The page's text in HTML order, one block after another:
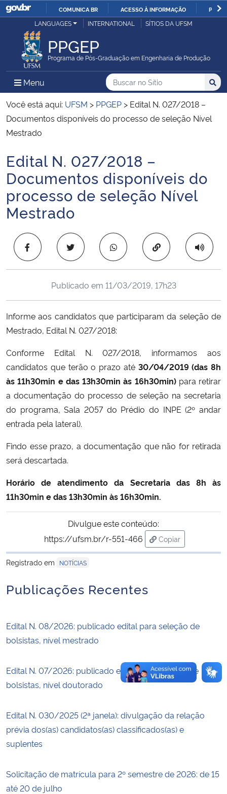
IR
COMUNICA BR ACESSO À INFORMAÇÃO
Ministério da Justiça e Segurança Pública
Ministério da Defesa
Ministério das Relações Exteriores
Ministério da Economia
Ministério da Infraestrutura
Ministério da Agricultura, Pecuária e Abastecimento
Ministério da Educação
Ministério da Cidadania
Ministério da Saúde
Ministério de Minas e Energia
Ministério da Ciência, Tecnologia, Inovações e Comunicações
Ministério do Turismo
Ministério do Desenvolvimento Regional
Controladoria-Geral da União
Ministério da Mulher, da Família e dos Direitos Humanos
Gabinete de Segurança Institucional
Advocacia-Geral da União
Banco Central do Brasil
LANGUAGES INTERNATIONAL SÍTIOS DA UFSM
PPGEP
Programa de Pós-Graduação em Engenharia de Produção
Menu Menu Principal do Sítio
Busca
Buscar no no Sítio
Busca:
Você está aqui: UFSM > PPGEP > Edital N. 027/2018 –
Documentos disponíveis do processo de seleção Nível
Mestrado
Início do conteúdo
Edital N. 027/2018 –
Documentos disponíveis do
processo de seleção Nível
Mestrado
Copiar para área
Publicado em 11/03/2019, 17h23
Informe aos candidatos que participaram da seleção de
Mestrado, Edital N. 027/2018:
Conforme Edital N. 027/2018, informamos aos
candidatos que terão o prazo até 30/04/2019 (das 8h
às 11h30min e das 13h30min às 16h30min) para retirar
a documentação do processo de seleção na secretaria
do programa, Sala 2057 do Prédio do INPE (2º andar
entrada pela lateral).
Findo esse prazo, a documentação que não for retirada
será descartada.
Horário de atendimento da Secretaria das 8h às
11h30min e das 13h30min às 16h30min.
Divulgue este conteúdo:
https://ufsm.br/r-551-466
Copiar
para área de
Registrado em
NOTÍCIAS
Publicações Recentes
Edital N. 08/2026: publicado edital para seleção de
bolsistas, nível mestrado
Edital N. 07/2026: publicado edital para seleção de
bolsistas, nível doutorado
Edital N. 030/2025 (2ª janela): divulgação da relação
prévia dos(as) candidatos(as) classificados(as) e
suplentes
Solicitação de matrícula para 2º semestre de 2026: de 15
até 20 de julho